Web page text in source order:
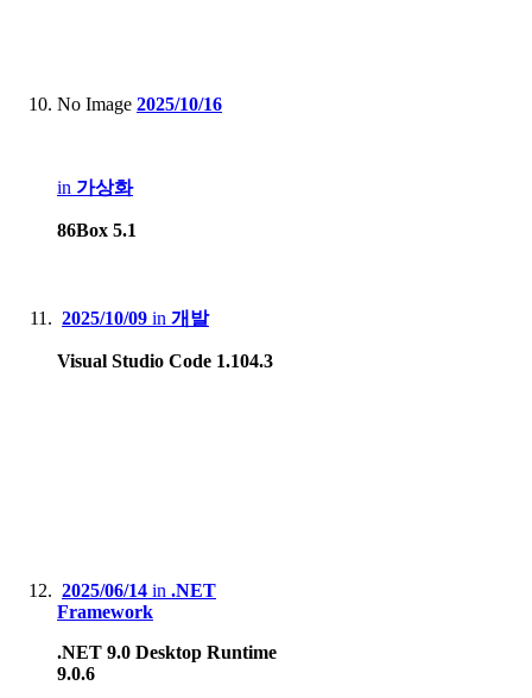
No Image 2025/10/16
in 가상화
86Box 5.1
2025/10/09 in 개발
Visual Studio Code 1.104.3
2025/06/14 in .NET
Framework
.NET 9.0 Desktop Runtime
9.0.6